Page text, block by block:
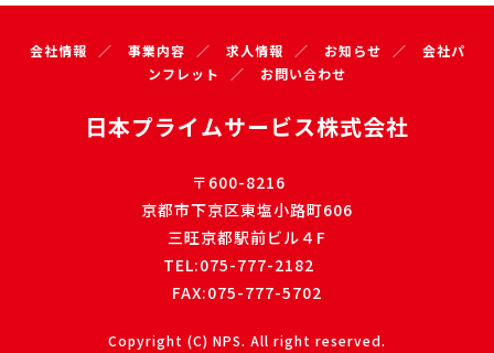
会社情報 事業内容 求人情報 お知らせ
会社パ
ンフレット
お問い合わせ
日本プライムサービス株式会社
〒600-8216
京都市下京区東塩小路町606
三旺京都駅前ビル４F
TEL:075-777-2182
FAX:075-777-5702
Copyright (C) NPS. All right reserved.